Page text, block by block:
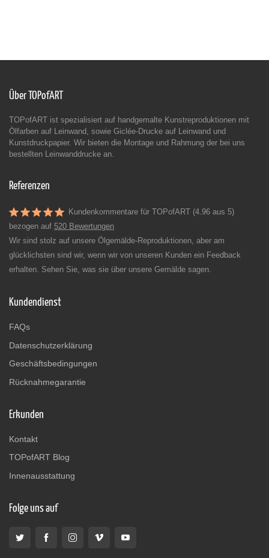
Über TOPofART
TOPofART ist spezialisiert auf handgemalte Kunstreproduktionen mit
Ölfarben auf Leinwand, sowie Giclée-Drucke auf Leinwand und
Kunstdruckpapier. Wir bieten die Montage und Rahmung der bei uns
bestellten Leinwanddrucke an.
Referenzen
Kundenkommentare für TOPofART (4.96 aus 5)
bezogen auf 520 Bewertungen
Wir sind stolz auf unsere Ölgemälde-Reproduktionen, aber am
glücklichsten sind wir, wenn wir von unseren Kunden ein Feedback
erhalten. Sehen Sie, was sie über unsere Gemälde sagen.
Kundendienst
FAQs
Datenschutzerklärung
Geschäftsbedingungen
Rücknahmegarantie
Erkunden
Kontakt
TOPofART Blog
Innenausstattung
Folge uns auf